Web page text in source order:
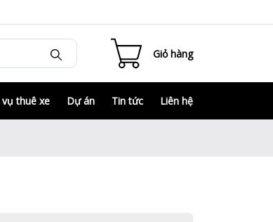
Giỏ hàng
thuê xe Dự án Tin tức Liên hệ